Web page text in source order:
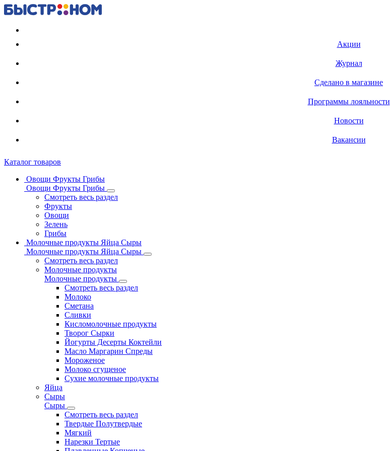
Акции
Журнал
Сделано в магазине
Программы лояльности
Новости
Вакансии
Каталог товаров
Овощи Фрукты Грибы
Овощи Фрукты Грибы
Смотреть весь раздел
Фрукты
Овощи
Зелень
Грибы
Молочные продукты Яйца Сыры
Молочные продукты Яйца Сыры
Смотреть весь раздел
Молочные продукты
Молочные продукты
Смотреть весь раздел
Молоко
Сметана
Сливки
Кисломолочные продукты
Творог Сырки
Йогурты Десерты Коктейли
Масло Маргарин Спреды
Мороженое
Молоко сгущеное
Сухие молочные продукты
Яйца
Сыры
Сыры
Смотреть весь раздел
Твердые Полутвердые
Мягкий
Нарезки Тертые